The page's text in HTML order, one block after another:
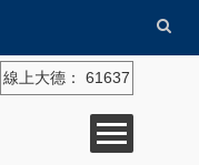
線上大德： 61637